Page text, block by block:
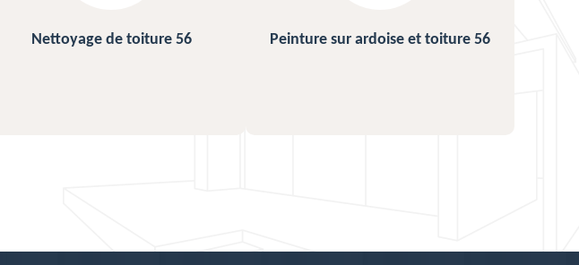
Peinture sur ardoise et toiture 56 Urgence fuite de toiture 56